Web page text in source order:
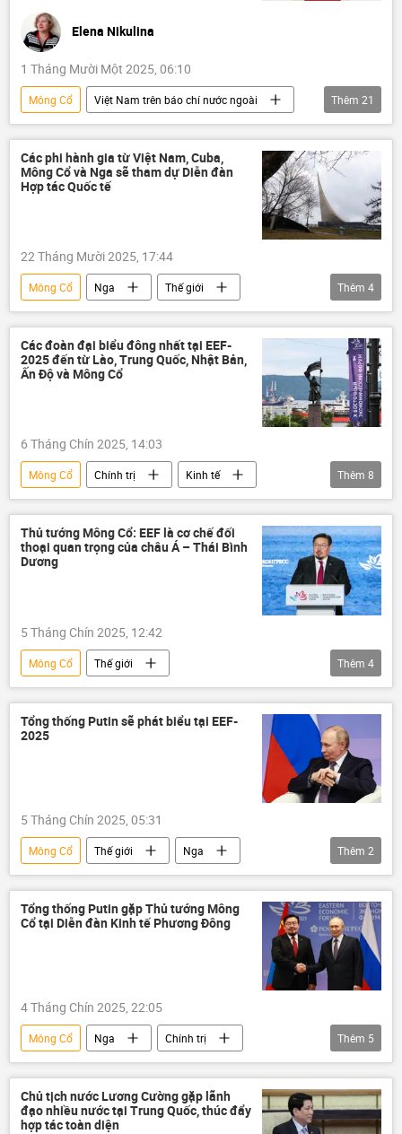
Việt Nam
Hoa Kỳ
Elena Nikulina
1 Tháng Mười Một 2025, 06:10
Mông Cổ
Việt Nam trên báo chí nước ngoài
Chính trị
Thế giới
Việt Nam
Nga
Đông Nam Á
Châu Á
Châu Âu
Trung Quốc
Tác giả
Mưa bão, lũ lụt lịch sử, thiên tai kinh hoàng ở Việt Nam
Hợp tác Nga-Việt
Rosatom
Vietnam Airlines
Tô Lâm
London
Nội Bài
hàng không
Hàng Không Việt Nam
Quan điểm-Ý kiến
Thêm 21
Các phi hành gia từ Việt Nam, Cuba,
Mông Cổ và Nga sẽ tham dự Diễn đàn
Hợp tác Quốc tế
22 Tháng Mười 2025, 17:44
Mông Cổ Nga
Thế giới
Phi hành gia
Việt Nam
Cuba
vũ trụ
Thêm 4
Các đoàn đại biểu đông nhất tại EEF-
2025 đến từ Lào, Trung Quốc, Nhật Bản,
Ấn Độ và Mông Cổ
6 Tháng Chín 2025, 14:03
Mông Cổ Chính trị
Kinh tế
Thế giới
Diễn đàn Kinh tế phương Đông 2025
Nga
Trung Quốc
Ấn Độ
Nhật Bản
Thêm 8
Thủ tướng Mông Cổ: EEF là cơ chế đối
thoại quan trọng của châu Á – Thái Bình
Dương
5 Tháng Chín 2025, 12:42
Mông Cổ
Thế giới
Diễn đàn Kinh tế phương Đông 2025
Nga
Á-Thái Bình Dương
Trung Quốc
Thêm 4
Tổng thống Putin sẽ phát biểu tại EEF-
2025
5 Tháng Chín 2025, 05:31
Mông Cổ Thế giới
Nga
Vladimir Putin
Trung Quốc
Thêm 2
Tổng thống Putin gặp Thủ tướng Mông
Cổ tại Diễn đàn Kinh tế Phương Đông
4 Tháng Chín 2025, 22:05
Mông Cổ Nga
Chính trị
thông tin
Thế giới
Diễn đàn Kinh tế phương Đông 2025
quan hệ
Vladimir Putin
Thêm 5
Chủ tịch nước Lương Cường gặp lãnh
đạo nhiều nước tại Trung Quốc, thúc đẩy
hợp tác toàn diện